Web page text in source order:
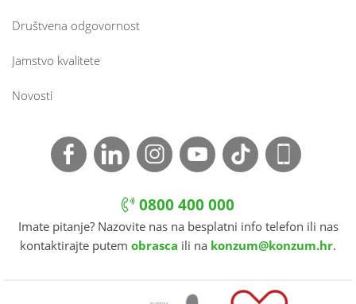
Društvena odgovornost
Jamstvo kvalitete
Novosti
0800 400 000
Imate pitanje? Nazovite nas na besplatni info telefon ili nas
kontaktirajte putem obrasca ili na konzum@konzum.hr.